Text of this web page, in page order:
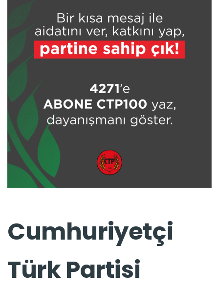
Cumhuriyetçi
Türk Partisi